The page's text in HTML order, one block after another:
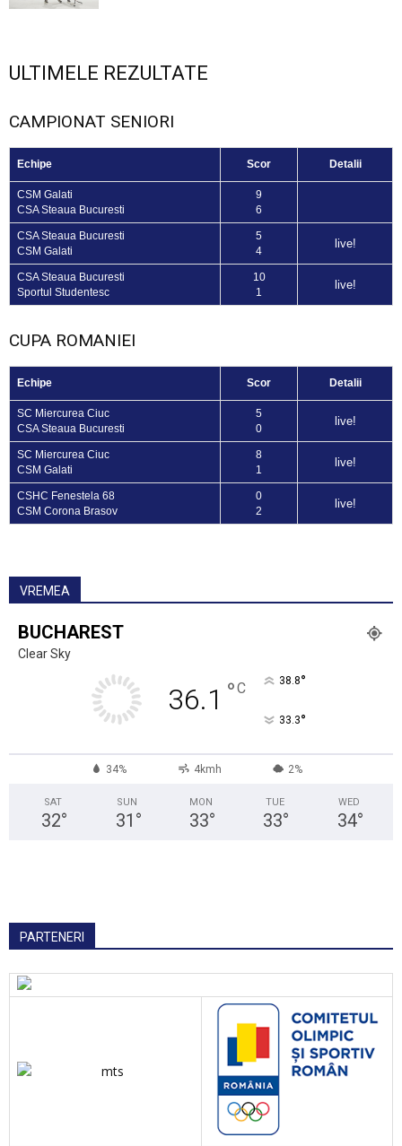
ULTIMELE REZULTATE
CAMPIONAT SENIORI
Echipe Scor Detalii
CSM Galati
CSA Steaua Bucuresti
9
6
CSA Steaua Bucuresti
CSM Galati
5
4
live!
CSA Steaua Bucuresti
Sportul Studentesc
10
1
live!
CUPA ROMANIEI
Echipe Scor Detalii
SC Miercurea Ciuc
CSA Steaua Bucuresti
5
0
live!
SC Miercurea Ciuc
CSM Galati
8
1
live!
CSHC Fenestela 68
CSM Corona Brasov
0
2
live!
VREMEA
BUCHAREST
Clear Sky
36.1 °C 38.8°
33.3°
34% 4kmh 2%
SAT
32°
SUN
31 °
MON
33°
TUE
33°
WED
34°
PARTENERI